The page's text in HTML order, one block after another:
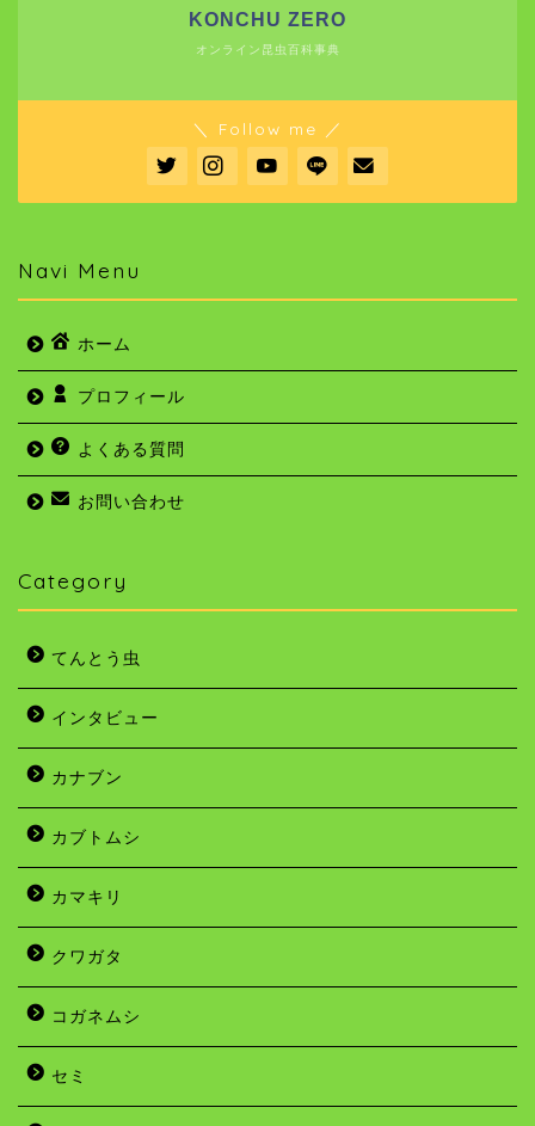
オンライン昆虫百科事典
KONCHU ZERO
＼ Follow me ／
Navi Menu
ホーム
プロフィール
よくある質問
お問い合わせ
Category
てんとう虫
インタビュー
カナブン
カブトムシ
カマキリ
クワガタ
コガネムシ
セミ